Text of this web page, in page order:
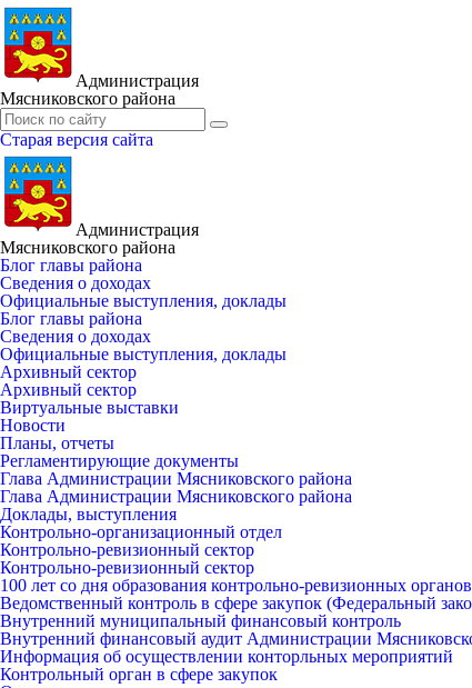
Администрация
Мясниковского района
Старая версия сайта
Администрация
Мясниковского района
Блог главы района
Сведения о доходах
Официальные выступления, доклады
Блог главы района
Сведения о доходах
Официальные выступления, доклады
Архивный сектор
Архивный сектор
Виртуальные выставки
Новости
Планы, отчеты
Регламентирующие документы
Глава Администрации Мясниковского района
Глава Администрации Мясниковского района
Доклады, выступления
Контрольно-организационный отдел
Контрольно-ревизионный сектор
Контрольно-ревизионный сектор
100 лет со дня образования контрольно-ревизионных
Ведомственный контроль в сфере закупок (Федеральный
Внутренний муниципальный финансовый контроль
Внутренний финансовый аудит Администрации
Информация об осуществлении конторльных мероприятий
Контрольный орган в сфере закупок